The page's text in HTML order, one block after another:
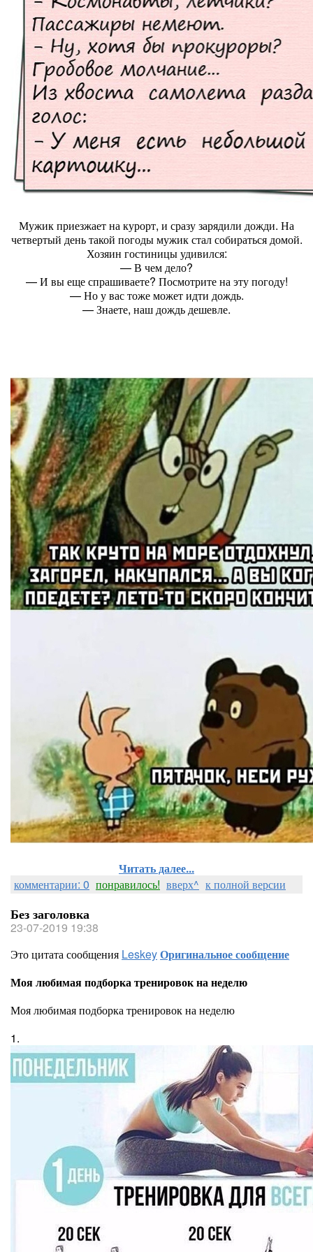
Мужик приезжает на курорт, и сразу зарядили дожди. На
четвертый день такой погоды мужик стал собираться домой.
Хозяин гостиницы удивился:
— В чем дело?
— И вы еще спрашиваете? Посмотрите на эту погоду!
— Но у вас тоже может идти дождь.
— Знаете, наш дождь дешевле.
Читать далее...
комментарии: 0 понравилось! вверх^ к полной версии
Без заголовка
23-07-2019 19:38
Это цитата сообщения LeskeyОригинальное сообщение
Моя любимая подборка тренировок на неделю
Моя любимая подборка тренировок на неделю
1.